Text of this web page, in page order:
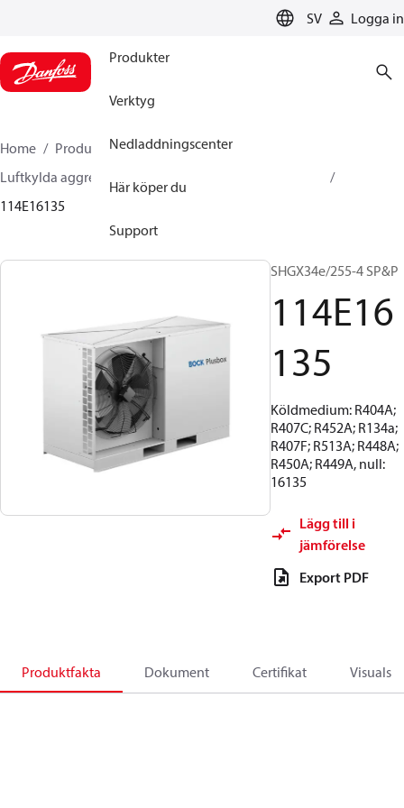
SV Logga in
Produkter
Verktyg
Nedladdningscenter
Här köper du
Support
Home Produkter
Climate Solutions for cooling
Luftkylda aggregat
114E16135
SHGX34e/255-4 SP&P
114E16
135
Köldmedium: R404A;
R407C; R452A; R134a;
R407F; R513A; R448A;
R450A; R449A, null:
16135
Lägg till i
jämförelse
Export PDF
Produktfakta Dokument Certifikat Visuals